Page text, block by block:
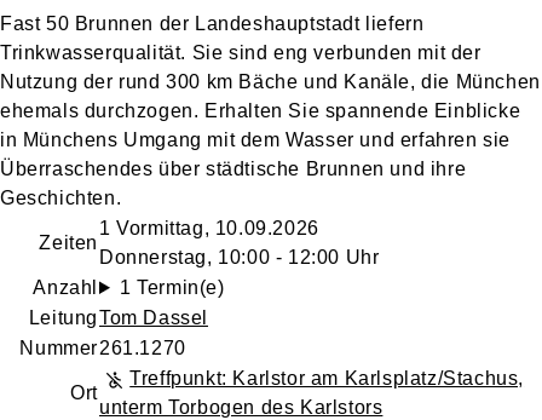
Fast 50 Brunnen der Landeshauptstadt liefern
Trinkwasserqualität. Sie sind eng verbunden mit der
Nutzung der rund 300 km Bäche und Kanäle, die München
ehemals durchzogen. Erhalten Sie spannende Einblicke
in Münchens Umgang mit dem Wasser und erfahren sie
Überraschendes über städtische Brunnen und ihre
Geschichten.
Zeiten
1 Vormittag, 10.09.2026
Donnerstag, 10:00 - 12:00 Uhr
Anzahl
1 Termin(e)
LeitungTom Dassel
Nummer261.1270
Ort
Treffpunkt: Karlstor am Karlsplatz/Stachus,
unterm Torbogen des Karlstors